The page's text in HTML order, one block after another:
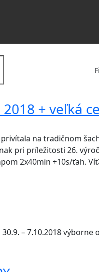
2018 + veľká
na tradičnom
pri príležitosti 26.
2x40min +10s/ťah.
– 7.10.2018 výborne